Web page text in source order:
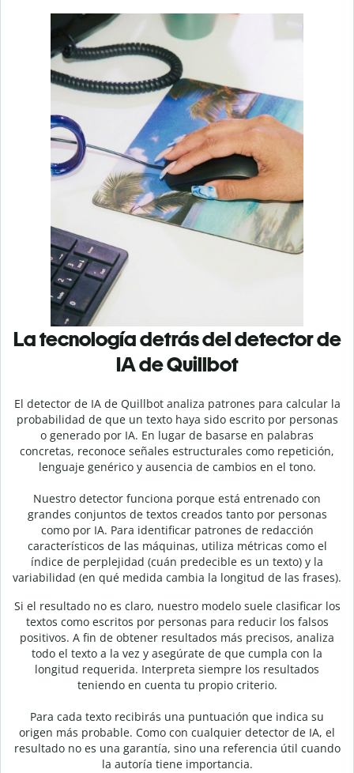
La tecnología detrás del detector de
IA de Quillbot
El detector de IA de Quillbot analiza patrones para calcular la
probabilidad de que un texto haya sido escrito por personas
o generado por IA. En lugar de basarse en palabras
concretas, reconoce señales estructurales como repetición,
lenguaje genérico y ausencia de cambios en el tono.
Nuestro detector funciona porque está entrenado con
grandes conjuntos de textos creados tanto por personas
como por IA. Para identificar patrones de redacción
característicos de las máquinas, utiliza métricas como el
índice de perplejidad (cuán predecible es un texto) y la
variabilidad (en qué medida cambia la longitud de las frases).
Si el resultado no es claro, nuestro modelo suele clasificar los
textos como escritos por personas para reducir los falsos
positivos. A fin de obtener resultados más precisos, analiza
todo el texto a la vez y asegúrate de que cumpla con la
longitud requerida. Interpreta siempre los resultados
teniendo en cuenta tu propio criterio.
Para cada texto recibirás una puntuación que indica su
origen más probable. Como con cualquier detector de IA, el
resultado no es una garantía, sino una referencia útil cuando
la autoría tiene importancia.